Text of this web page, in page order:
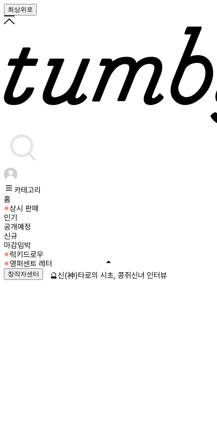
최상위로
카테고리
홈
상시 판매
인기
공개예정
신규
마감임박
럭키드로우
영퍼센트 레터
창작자센터 🔮신(神)타로의 시초, 콩쥐신녀 인터뷰